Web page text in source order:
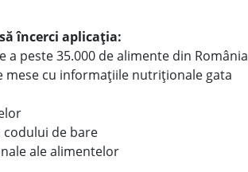
încerci aplicația:
peste 35.000 de alimente din România
mese cu informațiile nutriționale gata
de bare
ale alimentelor